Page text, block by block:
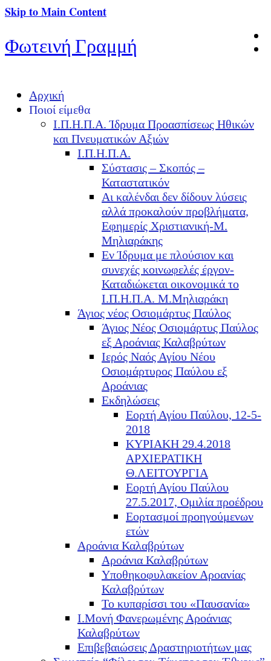
Skip to Main Content
Φωτεινή Γραμμή
Αρχική
Ποιοί είμεθα
Ι.Π.Η.Π.Α. Ίδρυμα Προασπίσεως Ηθικών
και Πνευματικών Αξιών
Ι.Π.Η.Π.Α.
Σύστασις – Σκοπός –
Καταστατικόν
Αι καλένδαι δεν δίδουν λύσεις
αλλά προκαλούν προβλήματα,
Εφημερίς Χριστιανική-Μ.
Μηλιαράκης
Εν Ίδρυμα με πλούσιον και
συνεχές κοινωφελές έργον-
Καταδιώκεται οικονομικά το
Ι.Π.Η.Π.Α. Μ.Μηλιαράκη
Άγιος νέος Οσιομάρτυς Παύλος
Άγιος Νέος Οσιομάρτυς Παύλος
εξ Αροάνιας Καλαβρύτων
Ιερός Ναός Αγίου Νέου
Οσιομάρτυρος Παύλου εξ
Αροάνιας
Εκδηλώσεις
Εορτή Αγίου Παύλου, 12-5-
2018
ΚΥΡΙΑΚΗ 29.4.2018
ΑΡΧΙΕΡΑΤΙΚΗ
Θ.ΛΕΙΤΟΥΡΓΙΑ
Εορτή Αγίου Παύλου
27.5.2017, Ομιλία προέδρου
Εορτασμοί προηγούμενων
ετών
Αροάνια Καλαβρύτων
Αροάνια Καλαβρύτων
Υποθηκοφυλακείον Αροανίας
Καλαβρύτων
Το κυπαρίσσι του «Παυσανία»
Ι.Μονή Φανερωμένης Αροάνιας
Καλαβρύτων
Επιβεβαιώσεις Δραστηριοτήτων μας